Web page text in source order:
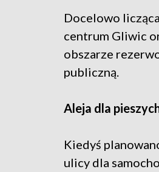
Docelowo
centrum Gliwic
obszarze
publiczną.
Aleja dla
Kiedyś
ulicy dla